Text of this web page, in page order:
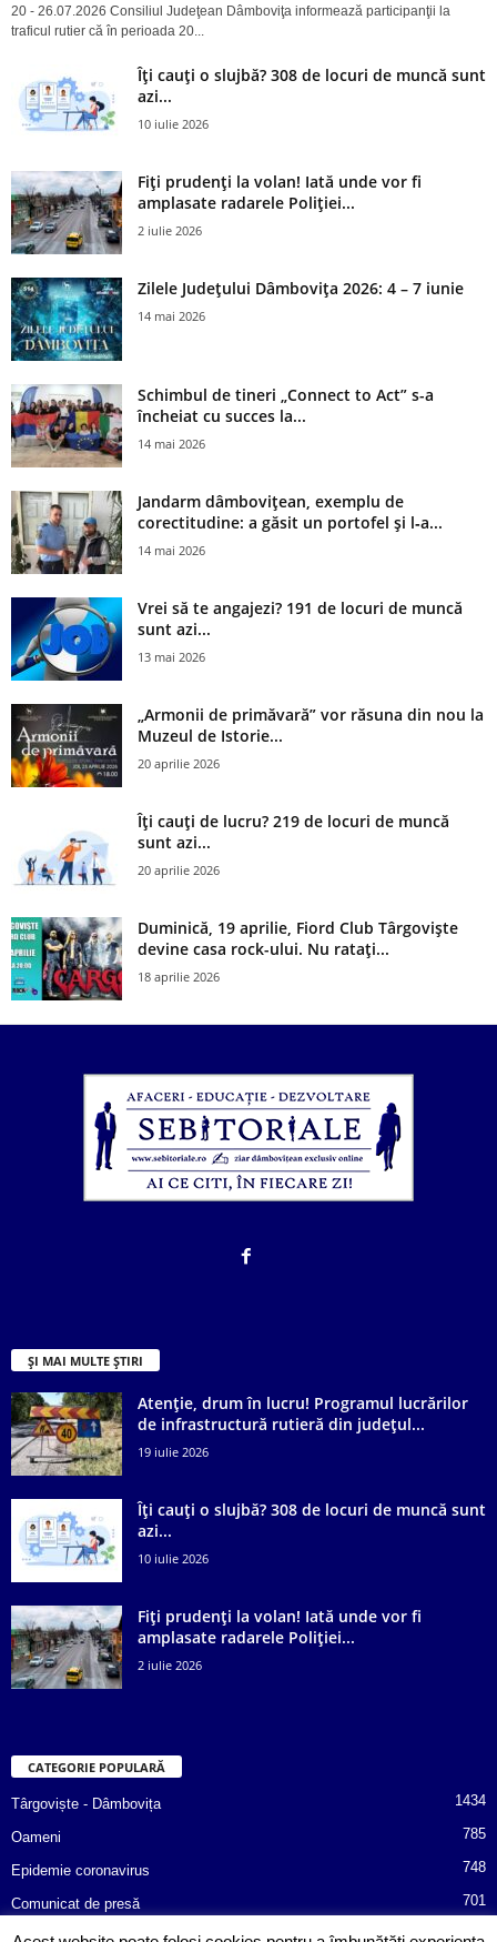
20 - 26.07.2026 Consiliul Judeţean Dâmboviţa informează participanţii la
traficul rutier că în perioada 20...
Îți cauți o slujbă? 308 de locuri de muncă sunt
azi...
10 iulie 2026
Fiți prudenți la volan! Iată unde vor fi
amplasate radarele Poliției...
2 iulie 2026
Zilele Județului Dâmbovița 2026: 4 – 7 iunie
14 mai 2026
Schimbul de tineri „Connect to Act” s-a
încheiat cu succes la...
14 mai 2026
Jandarm dâmbovițean, exemplu de
corectitudine: a găsit un portofel și l‑a...
14 mai 2026
Vrei să te angajezi? 191 de locuri de muncă
sunt azi...
13 mai 2026
„Armonii de primăvară” vor răsuna din nou la
Muzeul de Istorie...
20 aprilie 2026
Îți cauți de lucru? 219 de locuri de muncă
sunt azi...
20 aprilie 2026
Duminică, 19 aprilie, Fiord Club Târgoviște
devine casa rock-ului. Nu ratați...
18 aprilie 2026
ȘI MAI MULTE ȘTIRI
Atenție, drum în lucru! Programul lucrărilor
de infrastructură rutieră din județul...
19 iulie 2026
Îți cauți o slujbă? 308 de locuri de muncă sunt
azi...
10 iulie 2026
Fiți prudenți la volan! Iată unde vor fi
amplasate radarele Poliției...
2 iulie 2026
CATEGORIE POPULARĂ
Târgoviște - Dâmbovița 1434
Oameni 785
Epidemie coronavirus 748
Comunicat de presă 701
Afaceri 487